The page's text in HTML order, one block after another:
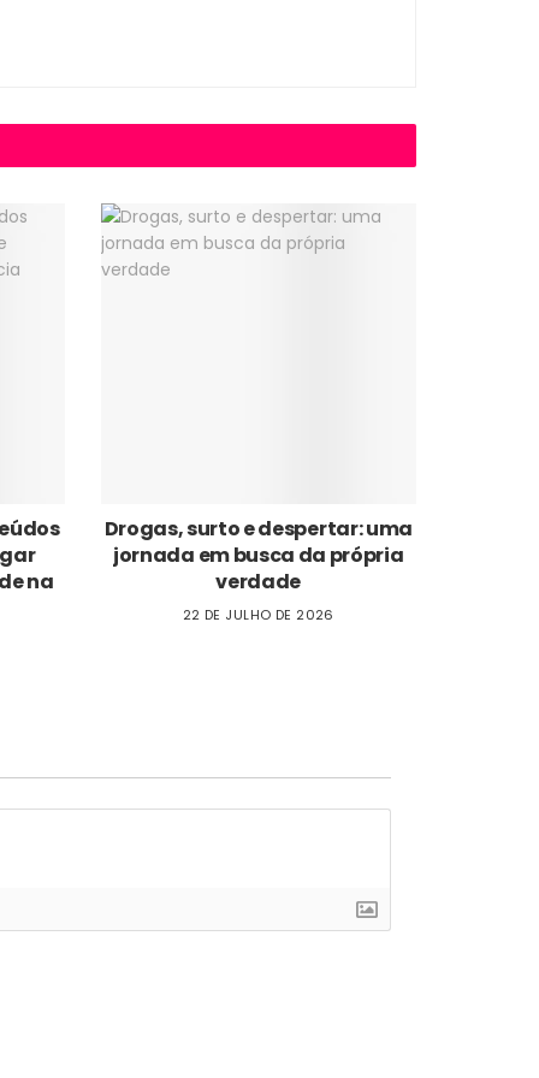
na
Drogas, surto e despertar: uma
jornada em busca da própria
verdade
22 DE JULHO DE 2026